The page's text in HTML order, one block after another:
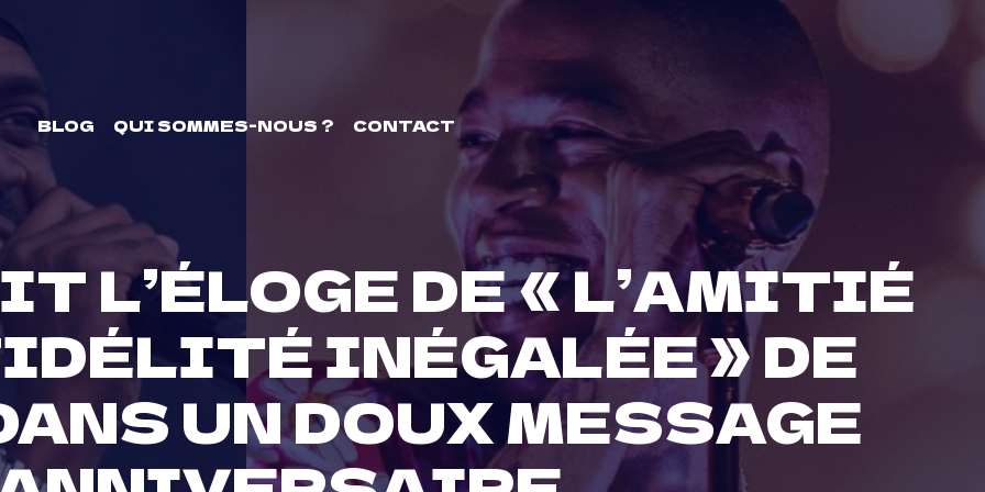
BLOG QUI SOMMES-NOUS ? CONTACT
L’ÉLOGE DE « L’AMITIÉ
INÉGALÉE » DE
UN DOUX MESSAGE